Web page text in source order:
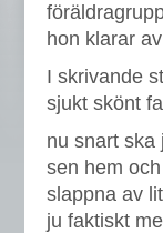
hon klarar
I skrivande
sjukt skönt
nu snart ska
sen hem
slappna av
ju faktiskt